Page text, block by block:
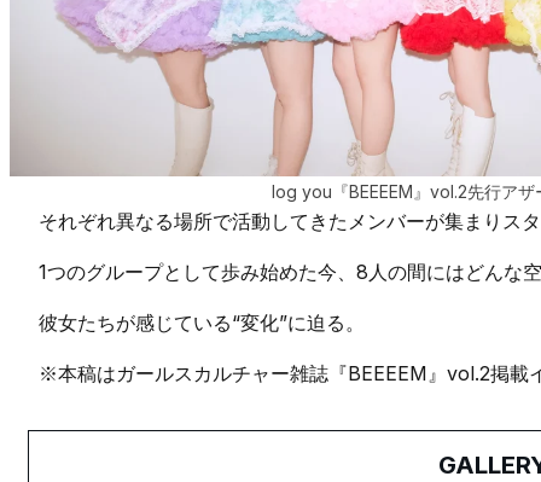
log you『BEEEEM』vol.2先行ア
それぞれ異なる場所で活動してきたメンバーが集まりス
1つのグループとして歩み始めた今、8人の間にはどんな
彼女たちが感じている“変化”に迫る。
※本稿はガールスカルチャー雑誌『BEEEEM』vol.2掲載